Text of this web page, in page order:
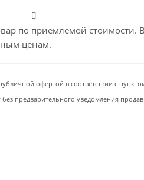
[]
по приемлемой
ценам.
офертой в соответствии с
предварительного уведомления